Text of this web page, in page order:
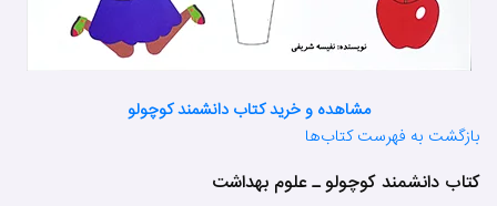
مشاهده و خرید کتاب دانشمند کوچولو
بازگشت به فهرست کتاب‌ها
کتاب دانشمند کوچولو ـ علوم بهداشت